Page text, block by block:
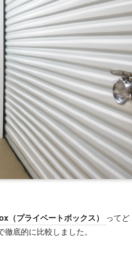
（プライベートボックス）
ってど
底的に比較しました。